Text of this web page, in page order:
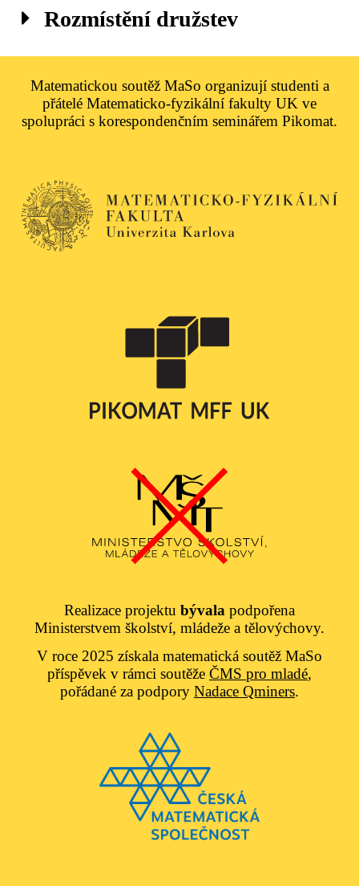
Rozmístění družstev
Matematickou soutěž MaSo organizují studenti a
přátelé Matematicko-fyzikální fakulty UK ve
spolupráci s korespondenčním seminářem Pikomat.
Realizace projektu bývala podpořena
Ministerstvem školství, mládeže a tělovýchovy.
V roce 2025 získala matematická soutěž MaSo
příspěvek v rámci soutěže ČMS pro mladé,
pořádané za podpory Nadace Qminers.